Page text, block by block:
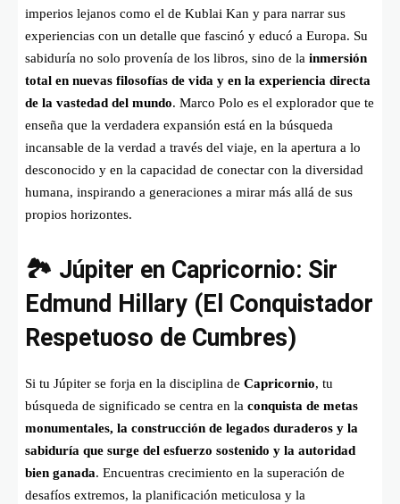
imperios lejanos como el de Kublai Kan y para narrar sus
experiencias con un detalle que fascinó y educó a Europa. Su
sabiduría no solo provenía de los libros, sino de la inmersión
total en nuevas filosofías de vida y en la experiencia directa
de la vastedad del mundo. Marco Polo es el explorador que te
enseña que la verdadera expansión está en la búsqueda
incansable de la verdad a través del viaje, en la apertura a lo
desconocido y en la capacidad de conectar con la diversidad
humana, inspirando a generaciones a mirar más allá de sus
propios horizontes.
🏞️ Júpiter en Capricornio: Sir
Edmund Hillary (El Conquistador
Respetuoso de Cumbres)
Si tu Júpiter se forja en la disciplina de Capricornio, tu
búsqueda de significado se centra en la conquista de metas
monumentales, la construcción de legados duraderos y la
sabiduría que surge del esfuerzo sostenido y la autoridad
bien ganada. Encuentras crecimiento en la superación de
desafíos extremos, la planificación meticulosa y la